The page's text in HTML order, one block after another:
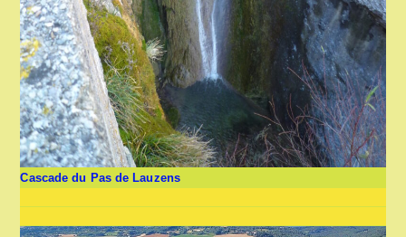
Cascade du Pas de Lauzens